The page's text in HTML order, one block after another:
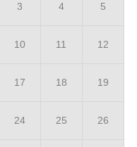
3 4 5
10 11 12
17 18 19
24 25 26